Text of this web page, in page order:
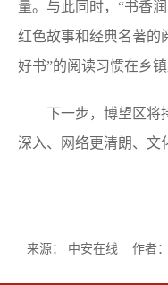
量。与此同时，“书香
红色故事和经典名著的
好书”的阅读习惯在乡镇
下一步，博望区将持
深入、网络更清朗、文
来源： 中安在线 作者